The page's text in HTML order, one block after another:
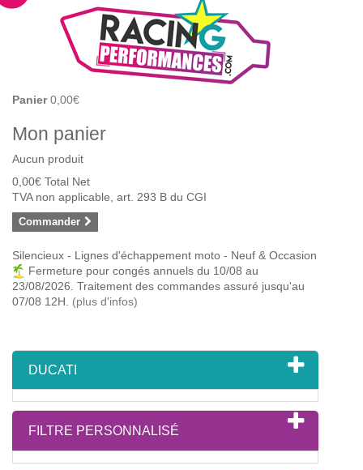
Panier 0,00€
Mon panier
Aucun produit
0,00€ Total Net
TVA non applicable, art. 293 B du CGI
Commander
Silencieux - Lignes d'échappement moto - Neuf & Occasion
Fermeture pour congés annuels du 10/08 au
23/08/2026. Traitement des commandes assuré jusqu'au
07/08 12H. (plus d'infos)
DUCATI
FILTRE PERSONNALISÉ